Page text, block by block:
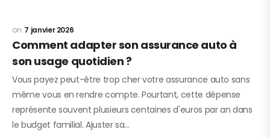
7 janvier 2026
Comment adapter son assurance auto à
son usage quotidien ?
Vous payez peut-être trop cher votre assurance auto sans
même vous en rendre compte. Pourtant, cette dépense
représente souvent plusieurs centaines d'euros par an dans
le budget familial. Ajuster sa…